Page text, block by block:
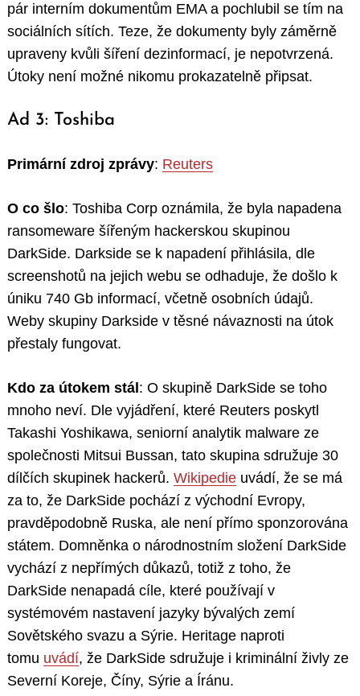
pár interním dokumentům EMA a pochlubil se tím na
sociálních sítích. Teze, že dokumenty byly záměrně
upraveny kvůli šíření dezinformací, je nepotvrzená.
Útoky není možné nikomu prokazatelně připsat.
Ad 3: Toshiba
Primární zdroj zprávy: Reuters
O co šlo: Toshiba Corp oznámila, že byla napadena
ransomeware šířeným hackerskou skupinou
DarkSide. Darkside se k napadení přihlásila, dle
screenshotů na jejich webu se odhaduje, že došlo k
úniku 740 Gb informací, včetně osobních údajů.
Weby skupiny Darkside v těsné návaznosti na útok
přestaly fungovat.
Kdo za útokem stál : O skupině DarkSide se toho
mnoho neví. Dle vyjádření, které Reuters poskytl
Takashi Yoshikawa, seniorní analytik malware ze
společnosti Mitsui Bussan, tato skupina sdružuje 30
dílčích skupinek hackerů. Wikipedie uvádí, že se má
za to, že DarkSide pochází z východní Evropy,
pravděpodobně Ruska, ale není přímo sponzorována
státem. Domněnka o národnostním složení DarkSide
vychází z nepřímých důkazů, totiž z toho, že
DarkSide nenapadá cíle, které používají v
systémovém nastavení jazyky bývalých zemí
Sovětského svazu a Sýrie. Heritage naproti
tomu uvádí, že DarkSide sdružuje i kriminální živly ze
Severní Koreje, Číny, Sýrie a Íránu.